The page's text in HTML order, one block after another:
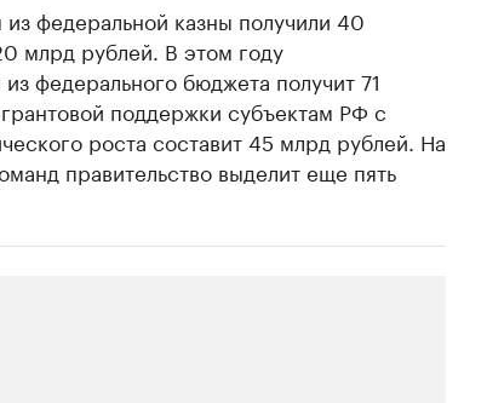
федеральной казны получили 40
млрд рублей. В этом году
федерального бюджета получит 71
поддержки субъектам РФ с
роста составит 45 млрд рублей. На
правительство выделит еще пять